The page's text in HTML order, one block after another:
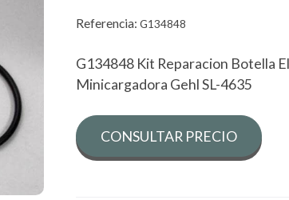
Referencia:G134848
G134848 Kit Reparacion Botella
Minicargadora Gehl SL-4635
CONSULTAR PRECIO